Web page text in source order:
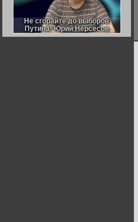
Германии:
парламентская
демократия или
диктатура
пролетариата?
Деятельность
Не сгорайте до выборов
Путина! Юрий Нерсесов
Не сгорайте до выборов
Путина! Юрий Нерсесов